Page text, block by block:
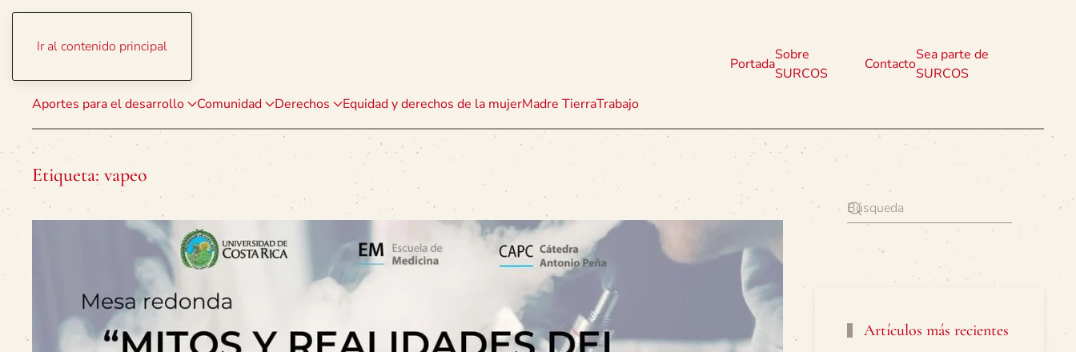
Ir al contenido principal
Aportes para el desarrollo Comunidad Derechos Equidad y derechos de la mujerMadre TierraTrabajo
Portada
Sobre
SURCOS
Contacto
Sea parte de
SURCOS
Etiqueta: vapeo
Artículos más recientes